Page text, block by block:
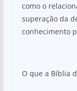
como o
superação da
conhecimento
O que a Bíblia